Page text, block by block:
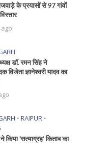
के प्रयासों से 97 गांवों
डॉ. रमन सिंह ने
विजेता ज्ञानेश्वरी यादव का
• RAIPUR •
किया ‘सत्याग्रह‘ किताब का